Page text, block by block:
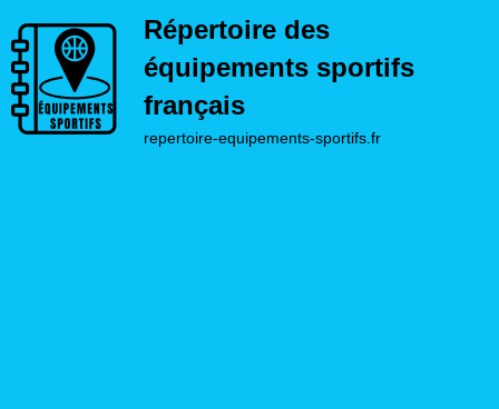
Répertoire des
équipements sportifs
français
repertoire-equipements-sportifs.fr